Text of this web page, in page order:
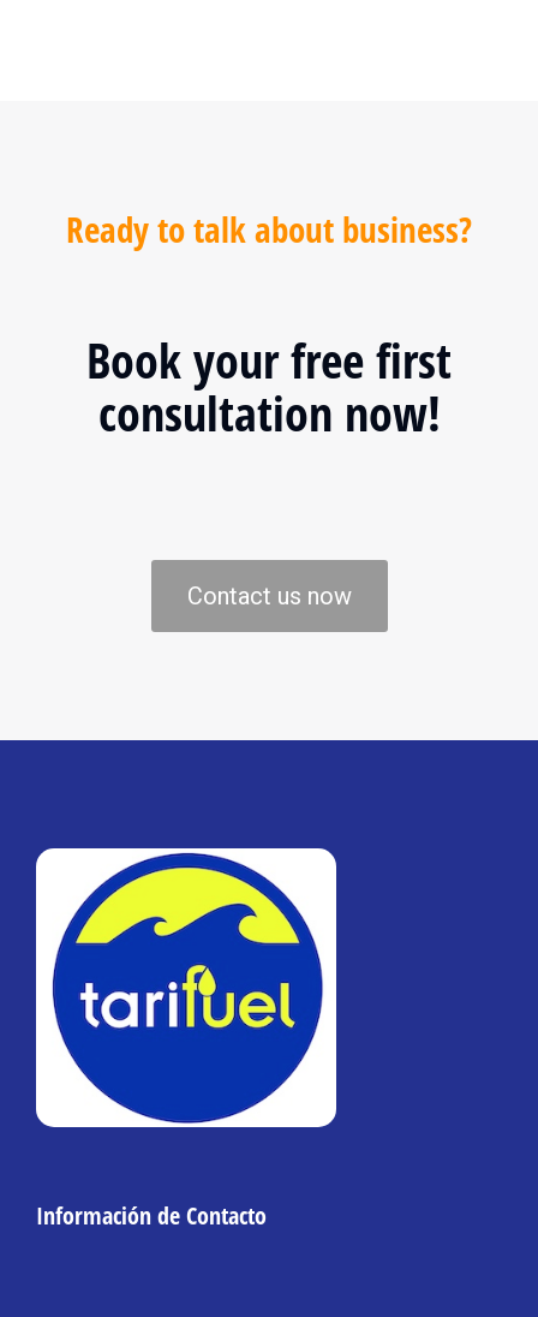
Ready to talk about business?
Book your free first
consultation now!
Contact us now
Información de Contacto